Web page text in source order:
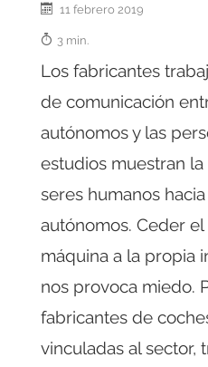
11 febrero 2019
3 min.
Los fabricantes
de comunicación
autónomos y las
estudios muestran
seres humanos
autónomos. Ceder
máquina a la propia
nos provoca miedo.
fabricantes de
vinculadas al sector,